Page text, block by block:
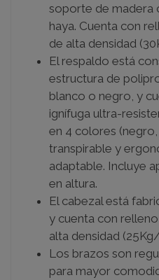
soporte de madera
haya. Cuenta con
de alta densidad
El respaldo está
estructura de
blanco o negro, y
ignífuga ultra-
en 4 colores
transpirable y
adaptable. Incluye
en altura.
El cabezal está
y cuenta con
alta densidad
Los brazos son
para mayor